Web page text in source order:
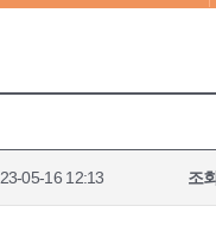
23-05-16 12:13 조